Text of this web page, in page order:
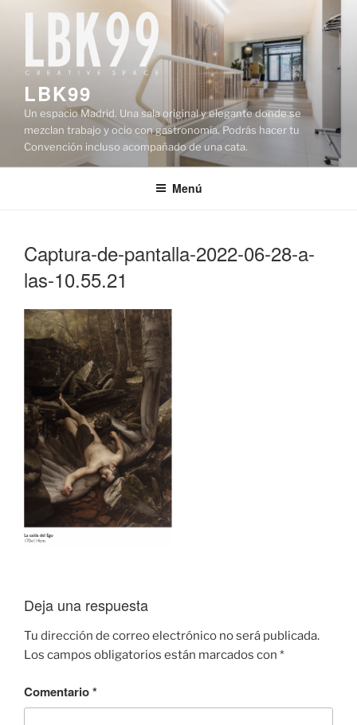
contenido
LBK99
Un espacio Madrid. Una sala original y elegante donde se
mezclan trabajo y ocio con gastronomía. Podrás hacer tu
Convención incluso acompañado de una cata.
Menú
Captura-de-pantalla-2022-06-28-a-
las-10.55.21
Deja una respuesta
Tu dirección de correo electrónico no será publicada.
Los campos obligatorios están marcados con *
Comentario*